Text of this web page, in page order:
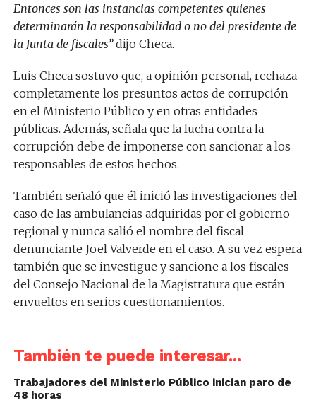
Entonces son las instancias competentes quienes
determinarán la responsabilidad o no del presidente de
la Junta de fiscales”dijo Checa.
Luis Checa sostuvo que, a opinión personal, rechaza
completamente los presuntos actos de corrupción
en el Ministerio Público y en otras entidades
públicas. Además, señala que la lucha contra la
corrupción debe de imponerse con sancionar a los
responsables de estos hechos.
También señaló que él inició las investigaciones del
caso de las ambulancias adquiridas por el gobierno
regional y nunca salió el nombre del fiscal
denunciante Joel Valverde en el caso. A su vez espera
también que se investigue y sancione a los fiscales
del Consejo Nacional de la Magistratura que están
envueltos en serios cuestionamientos.
También te puede interesar...
Trabajadores del Ministerio Público inician paro de
48 horas